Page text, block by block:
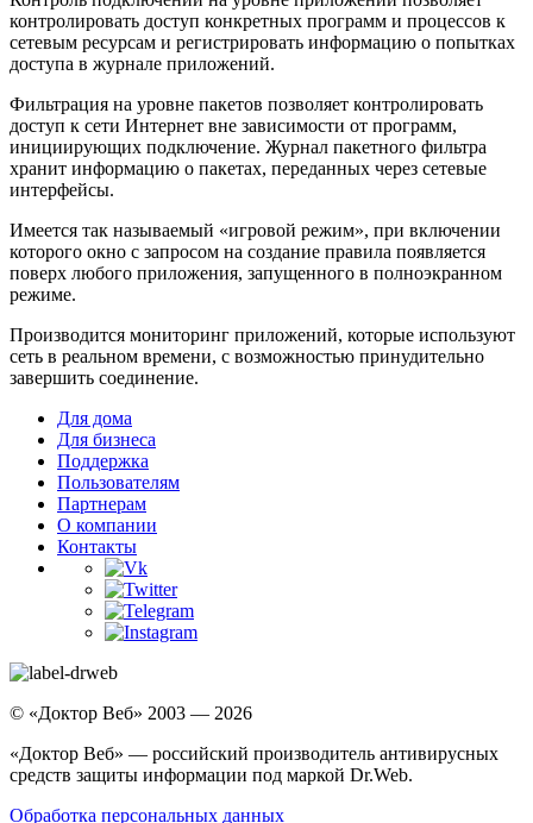
контролировать доступ конкретных программ и процессов к
сетевым ресурсам и регистрировать информацию о попытках
доступа в журнале приложений.
Фильтрация на уровне пакетов позволяет контролировать
доступ к сети Интернет вне зависимости от программ,
инициирующих подключение. Журнал пакетного фильтра
хранит информацию о пакетах, переданных через сетевые
интерфейсы.
Имеется так называемый «игровой режим», при включении
которого окно с запросом на создание правила появляется
поверх любого приложения, запущенного в полноэкранном
режиме.
Производится мониторинг приложений, которые используют
сеть в реальном времени, с возможностью принудительно
завершить соединение.
Для дома
Для бизнеса
Поддержка
Пользователям
Партнерам
О компании
Контакты
© «Доктор Веб» 2003 — 2026
«Доктор Веб» — российский производитель антивирусных
средств защиты информации под маркой Dr.Web.
Обработка персональных данных